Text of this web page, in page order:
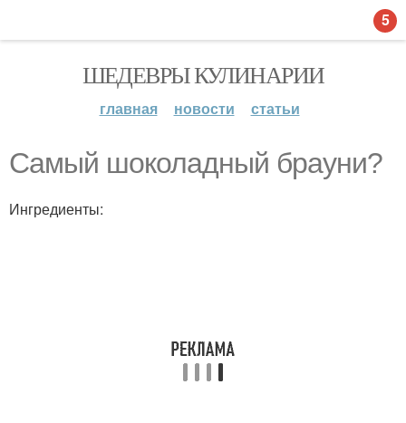
ШЕДЕВРЫ КУЛИНАРИИ
главная новости статьи
Самый шоколадный брауни?
Ингредиенты:
5